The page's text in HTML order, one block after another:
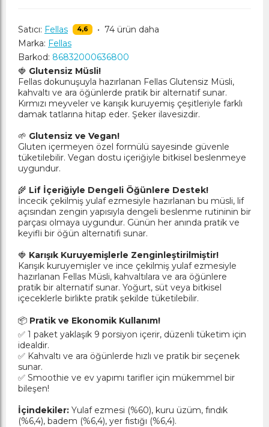
Satıcı: Fellas 4,6 • 74 ürün daha
Marka: Fellas
Barkod: 86832000636800
🍓 Glutensiz Müsli!
Fellas dokunuşuyla hazırlanan Fellas Glutensiz Müsli,
kahvaltı ve ara öğünlerde pratik bir alternatif sunar.
Kırmızı meyveler ve karışık kuruyemiş çeşitleriyle farklı
damak tatlarına hitap eder. Şeker ilavesizdir.
🌱 Glutensiz ve Vegan!
Gluten içermeyen özel formülü sayesinde güvenle
tüketilebilir. Vegan dostu içeriğiyle bitkisel beslenmeye
uygundur.
🌾 Lif İçeriğiyle Dengeli Öğünlere Destek!
İncecik çekilmiş yulaf ezmesiyle hazırlanan bu müsli, lif
açısından zengin yapısıyla dengeli beslenme rutininin bir
parçası olmaya uygundur. Günün her anında pratik ve
keyifli bir öğün alternatifi sunar.
🍓 Karışık Kuruyemişlerle Zenginleştirilmiştir!
Karışık kuruyemişler ve ince çekilmiş yulaf ezmesiyle
hazırlanan Fellas Müsli, kahvaltılara ve ara öğünlere
pratik bir alternatif sunar. Yoğurt, süt veya bitkisel
içeceklerle birlikte pratik şekilde tüketilebilir.
📦 Pratik ve Ekonomik Kullanım!
✅ 1 paket yaklaşık 9 porsiyon içerir, düzenli tüketim için
idealdir.
✅ Kahvaltı ve ara öğünlerde hızlı ve pratik bir seçenek
sunar.
✅ Smoothie ve ev yapımı tarifler için mükemmel bir
bileşen!
İçindekiler: Yulaf ezmesi (%60), kuru üzüm, fındık
(%6,4), badem (%6,4), yer fıstığı (%6,4).